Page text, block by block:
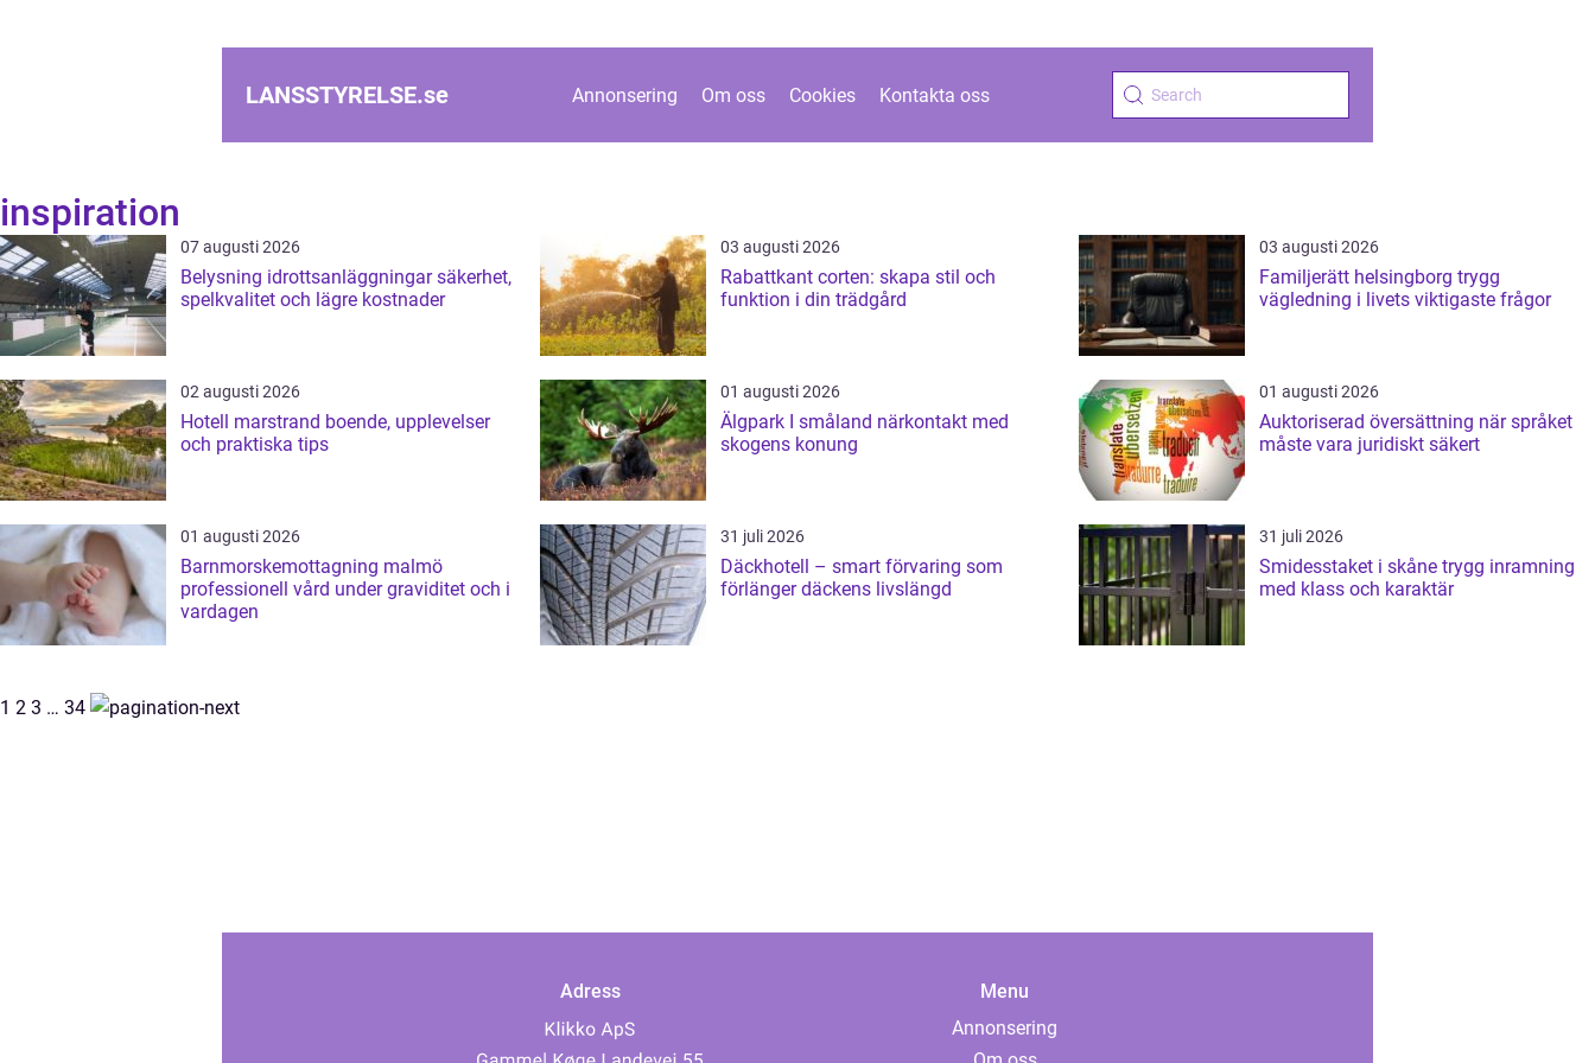
LANSSTYRELSE.se Annonsering Om oss Cookies Kontakta oss
inspiration
07 augusti 2026
Belysning idrottsanläggningar säkerhet,
spelkvalitet och lägre kostnader
03 augusti 2026
Rabattkant corten: skapa stil och
funktion i din trädgård
03 augusti 2026
Familjerätt helsingborg trygg
vägledning i livets viktigaste frågor
02 augusti 2026
Hotell marstrand boende, upplevelser
och praktiska tips
01 augusti 2026
Älgpark I småland närkontakt med
skogens konung
01 augusti 2026
Auktoriserad översättning när språket
måste vara juridiskt säkert
01 augusti 2026
Barnmorskemottagning malmö
professionell vård under graviditet och i
vardagen
31 juli 2026
Däckhotell – smart förvaring som
förlänger däckens livslängd
31 juli 2026
Smidesstaket i skåne trygg inramning
med klass och karaktär
1 2 3 … 34
Adress
Menu
Annonsering